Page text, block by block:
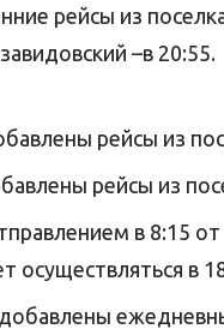
рейсы из
–в 20:55.
рейсы из
рейсы из
в 8:15
осуществляться в